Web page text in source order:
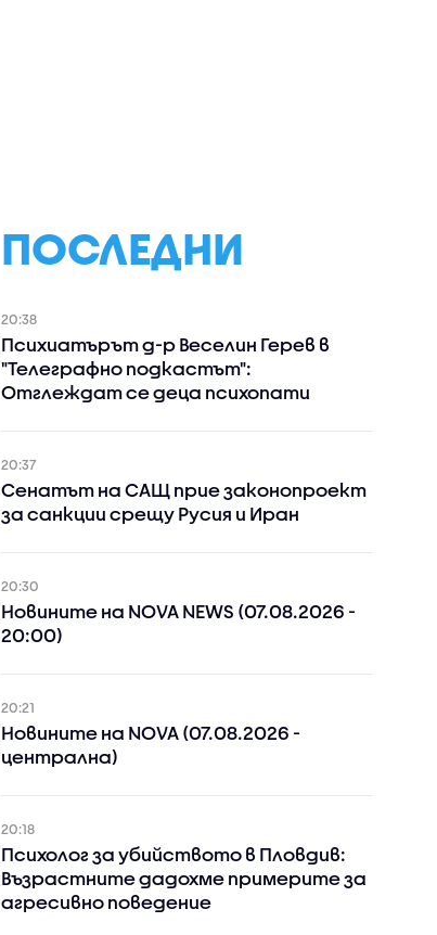
ПОСЛЕДНИ
20:38
Психиатърът д-р Веселин Герев в
"Телеграфно подкастът":
Отглеждат се деца психопати
20:37
Сенатът на САЩ прие законопроект
за санкции срещу Русия и Иран
20:30
Новините на NOVA NEWS (07.08.2026 -
20:00)
20:21
Новините на NOVA (07.08.2026 -
централна)
20:18
Психолог за убийството в Пловдив:
Възрастните дадохме примерите за
агресивно поведение